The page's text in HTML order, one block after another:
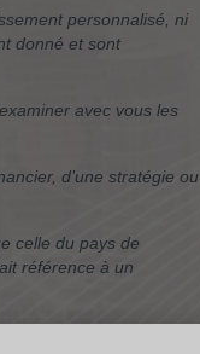
personnalisé, ni
donné et sont
avec vous les
d’une stratégie ou
celle du pays de
référence à un